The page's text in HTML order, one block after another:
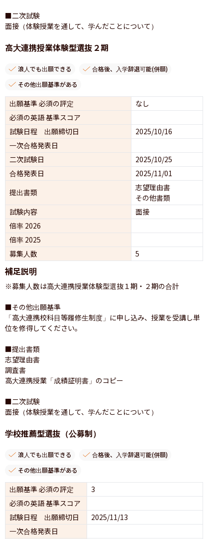
■二次試験
面接（体験授業を通して、学んだことについて）
高大連携授業体験型選抜２期
浪人でも出願できる
合格後、入学辞退可能(併願)
その他出願基準がある
出願基準 必須の評定
なし
必須の英語 基準スコア
試験日程 出願締切日
2025/10/16
一次合格発表日
二次試験日
2025/10/25
合格発表日
2025/11/01
提出書類
志望理由書
その他書類
試験内容
面接
倍率 2026
倍率 2025
募集人数
5
補足説明
※募集人数は高大連携授業体験型選抜１期・２期の合計
■その他出願基準
「高大連携校科目等履修生制度」に申し込み、授業を受講し単
位を修得してください。
■提出書類
志望理由書
調査書
高大連携授業「成績証明書」のコピー
■二次試験
面接（体験授業を通して、学んだことについて）
学校推薦型選抜（公募制）
浪人でも出願できる
合格後、入学辞退可能(併願)
その他出願基準がある
出願基準 必須の評定
3
必須の英語 基準スコア
試験日程 出願締切日
2025/11/13
一次合格発表日